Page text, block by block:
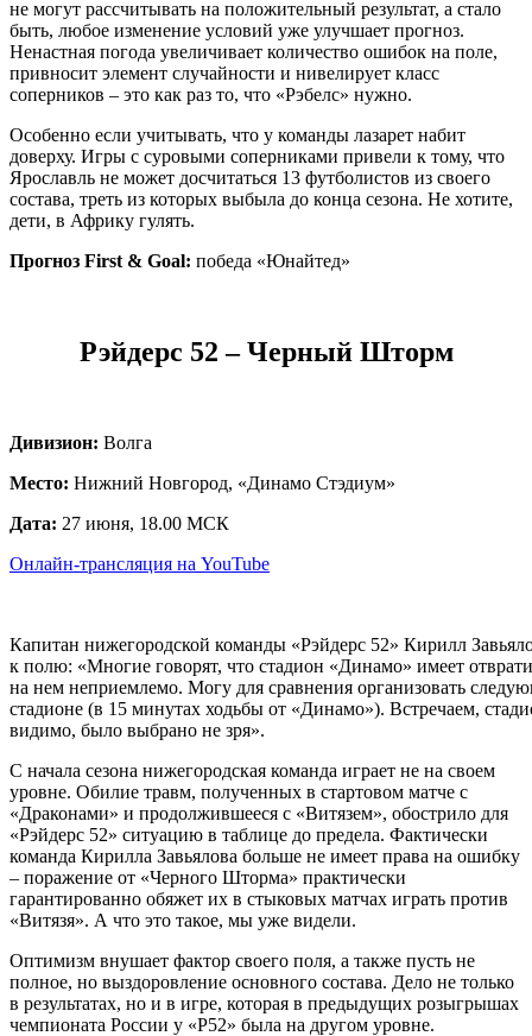
не могут рассчитывать на положительный результат, а стало
быть, любое изменение условий уже улучшает прогноз.
Ненастная погода увеличивает количество ошибок на поле,
привносит элемент случайности и нивелирует класс
соперников – это как раз то, что «Рэбелс» нужно.
Особенно если учитывать, что у команды лазарет набит
доверху. Игры с суровыми соперниками привели к тому, что
Ярославль не может досчитаться 13 футболистов из своего
состава, треть из которых выбыла до конца сезона. Не хотите,
дети, в Африку гулять.
Прогноз First & Goal: победа «Юнайтед»
Рэйдерс 52 – Черный Шторм
Дивизион: Волга
Место: Нижний Новгород, «Динамо Стэдиум»
Дата: 27 июня, 18.00 МСК
Онлайн-трансляция на YouTube
Капитан нижегородской команды «Рэйдерс 52» Кирилл
к полю: «Многие говорят, что стадион «Динамо» имеет
на нем неприемлемо. Могу для сравнения организовать
стадионе (в 15 минутах ходьбы от «Динамо»). Встречаем,
видимо, было выбрано не зря».
С начала сезона нижегородская команда играет не на своем
уровне. Обилие травм, полученных в стартовом матче с
«Драконами» и продолжившееся с «Витязем», обострило для
«Рэйдерс 52» ситуацию в таблице до предела. Фактически
команда Кирилла Завьялова больше не имеет права на ошибку
– поражение от «Черного Шторма» практически
гарантированно обяжет их в стыковых матчах играть против
«Витязя». А что это такое, мы уже видели.
Оптимизм внушает фактор своего поля, а также пусть не
полное, но выздоровление основного состава. Дело не только
в результатах, но и в игре, которая в предыдущих розыгрышах
чемпионата России у «Р52» была на другом уровне.